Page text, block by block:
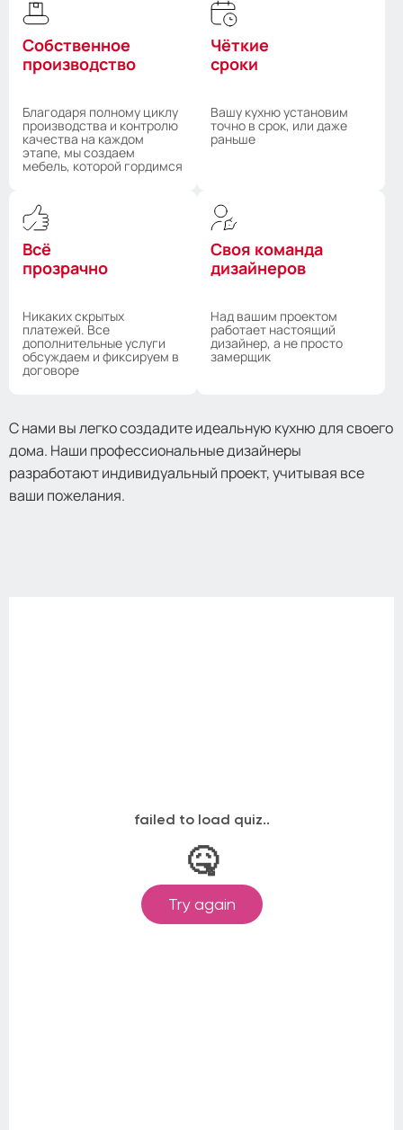
Собственное
производство
Благодаря полному циклу
производства и контролю
качества на каждом
этапе, мы создаем
мебель, которой гордимся
Чёткие
сроки
Вашу кухню установим
точно в срок, или даже
раньше
Всё
прозрачно
Никаких скрытых
платежей. Все
дополнительные услуги
обсуждаем и фиксируем в
договоре
Своя команда
дизайнеров
Над вашим проектом
работает настоящий
дизайнер, а не просто
замерщик
С нами вы легко создадите идеальную кухню для своего
дома. Наши профессиональные дизайнеры
разработают индивидуальный проект, учитывая все
ваши пожелания.